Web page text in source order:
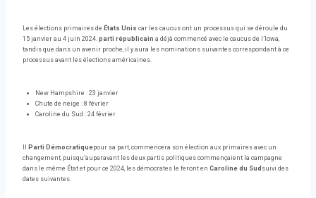
Les élections primaires de États Unis car les caucus ont un processus qui se déroule du
15 janvier au 4 juin 2024. parti républicain a déjà commencé avec le caucus de l’Iowa,
tandis que dans un avenir proche, il y aura les nominations suivantes correspondant à ce
processus avant les élections américaines.
New Hampshire : 23 janvier
Chute de neige : 8 février
Caroline du Sud : 24 février
Parti Démocratiquepour sa part, commencera son élection aux primaires avec un
changement, puisqu’auparavant les deux partis politiques commençaient la campagne
dans le même État et pour ce 2024, les démocrates le feront en Caroline du Sud suivi des
dates suivantes.